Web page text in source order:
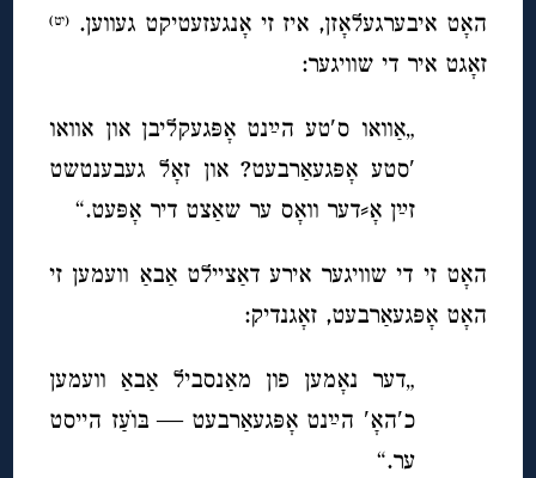
האָט איבערגעלאָזן, איז זי אָנגעזעטיקט געווען. (יט)
זאָגט איר די שוויגער:
„אַוואו ס′טע הײַנט אָפּגעקליבן און אוואו
′סטע אָפּגעאַרבעט? און זאָל געבענטשט
זײַן אָ⸗דער וואָס ער שאַצט דיר אָפּעט.“
האָט זי די שוויגער אירע דאַציילט אַבאַ וועמען זי
האָט אָפּגעאַרבעט, זאָגנדיק:
„דער נאָמען פון מאַנסביל אַבאַ וועמען
כ′האָ′ הײַנט אָפּגעאַרבעט — בּוׂעַז הייסט
ער.“